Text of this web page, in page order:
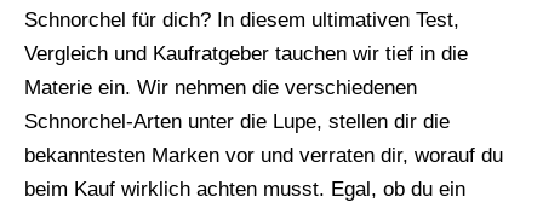
Schnorchel für dich? In diesem ultimativen Test,
Vergleich und Kaufratgeber tauchen wir tief in die
Materie ein. Wir nehmen die verschiedenen
Schnorchel-Arten unter die Lupe, stellen dir die
bekanntesten Marken vor und verraten dir, worauf du
beim Kauf wirklich achten musst. Egal, ob du ein